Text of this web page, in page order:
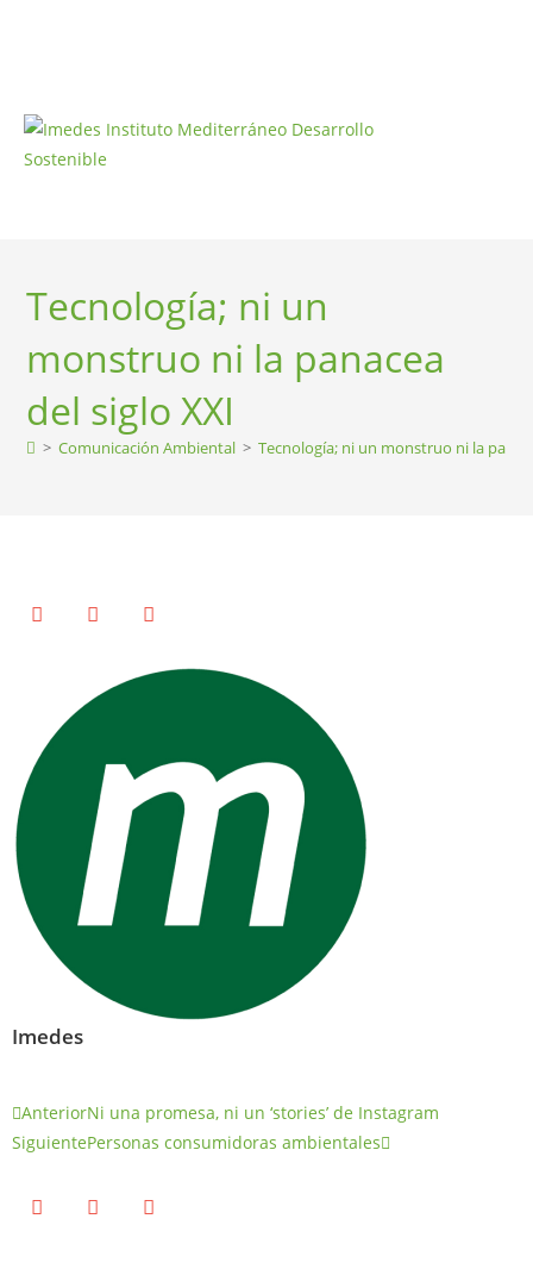
Tecnología; ni un
monstruo ni la panacea
del siglo XXI
> Comunicación Ambiental > Tecnología; ni un monstruo ni la
Imedes
AnteriorNi una promesa, ni un ‘stories’ de Instagram
SiguientePersonas consumidoras ambientales